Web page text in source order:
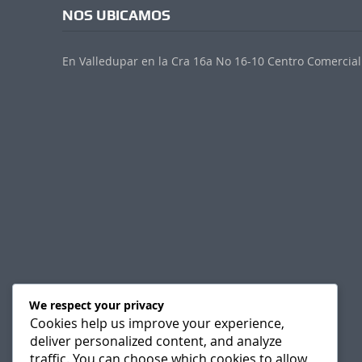
NOS UBICAMOS
En Valledupar en la Cra 16a No 16-10 Centro
We respect your privacy
Cookies help us improve your experience,
deliver personalized content, and analyze